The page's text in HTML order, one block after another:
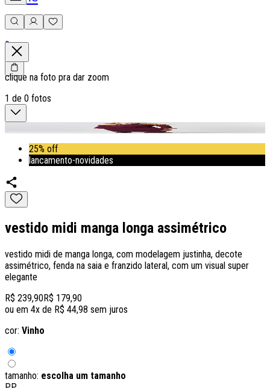
0
clique na foto pra dar zoom
1 de 0 fotos
25% off
lancamento-novidades
vestido midi manga longa assimétrico
vestido midi de manga longa, com modelagem justinha, decote
assimétrico, fenda na saia e franzido lateral, com um visual super
elegante
R$ 239,90R$ 179,90
ou em 4x de R$ 44,98 sem juros
cor: Vinho
tamanho: escolha um tamanho